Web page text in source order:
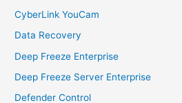
CyberLink YouCam
Data Recovery
Deep Freeze Enterprise
Deep Freeze Server Enterprise
Defender Control